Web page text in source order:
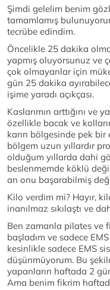
Şimdi gelelim benim
tamamlamış
tecrübe edindim.
Öncelikle 25 dakika
yapmış oluyorsunuz ve
çok olmayanlar için
gün 25 dakika
işime yaradı açıkçası.
Kaslarımın arttığını ve
özellikle bacak ve
karın bölgesinde pek
bölgem uzun yıllardır
olduğum yıllarda dahi
beslenmemde köklü
an onu başarabilmiş
Kilo verdim mi? Hayır,
inanılmaz sıkılaştı ve
Ben zamanla pilates ve
başladım ve sadece
kesinlikle sadece EMS
düşünmüyorum. Bu
yapanların haftada 2
Ama benim fikrim